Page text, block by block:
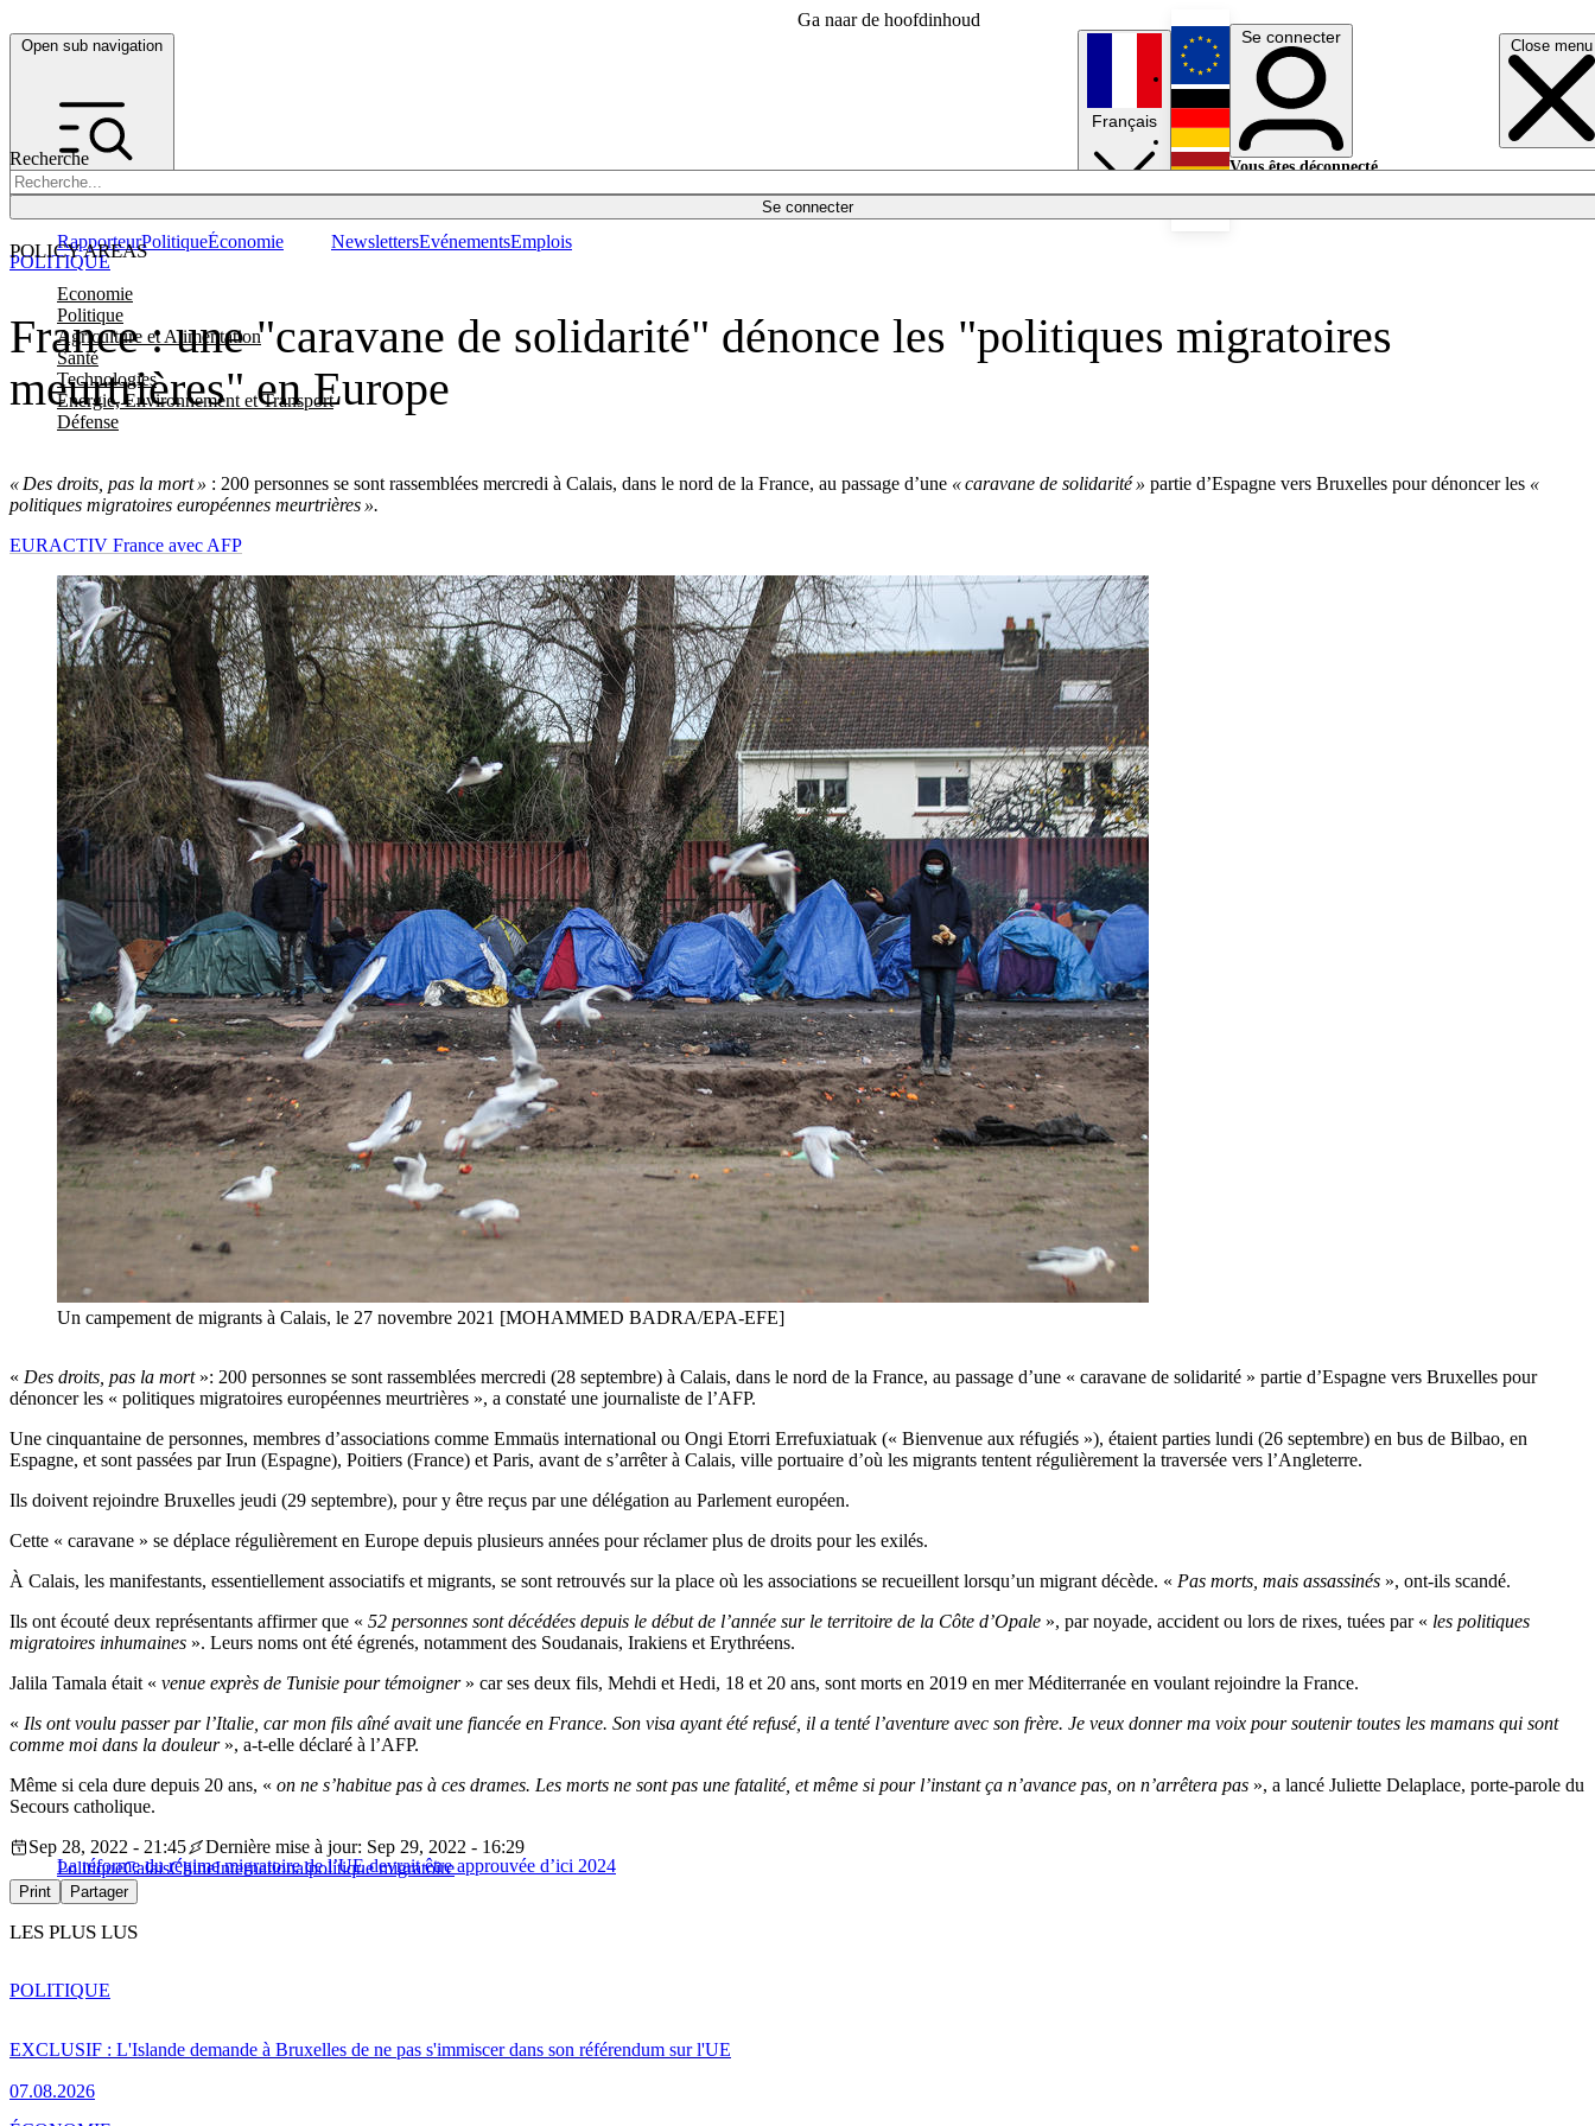
Ga naar de hoofdinhoud
Open sub navigation Close menu
Recherche
Se connecter
POLICY AREAS
Economie
Politique
Agriculture et Alimentation
Santé
Technologies
Energie, Environnement et Transport
Défense
RapporteurPolitiqueÉconomie NewslettersEvénementsEmplois
Français
English
Deutsch
Se connecter
Vous êtes déconnecté.
France : une "caravane de solidarité" dénonce les "politiques migratoires
meurtrières" en Europe
« Des droits, pas la mort » : 200 personnes se sont rassemblées mercredi à Calais, dans le nord de la France, au passage d’une « caravane de solidarité » partie d’Espagne vers Bruxelles pour dénoncer les «
politiques migratoires européennes meurtrières ».
POLITIQUE
EURACTIV France avec AFP
Un campement de migrants à Calais, le 27 novembre 2021 [MOHAMMED BADRA/EPA-EFE]
« Des droits, pas la mort »: 200 personnes se sont rassemblées mercredi (28 septembre) à Calais, dans le nord de la France, au passage d’une « caravane de solidarité » partie d’Espagne vers Bruxelles pour
dénoncer les « politiques migratoires européennes meurtrières », a constaté une journaliste de l’AFP.
Une cinquantaine de personnes, membres d’associations comme Emmaüs international ou Ongi Etorri Errefuxiatuak (« Bienvenue aux réfugiés »), étaient parties lundi (26 septembre) en bus de Bilbao, en
Espagne, et sont passées par Irun (Espagne), Poitiers (France) et Paris, avant de s’arrêter à Calais, ville portuaire d’où les migrants tentent régulièrement la traversée vers l’Angleterre.
Ils doivent rejoindre Bruxelles jeudi (29 septembre), pour y être reçus par une délégation au Parlement européen.
Cette « caravane » se déplace régulièrement en Europe depuis plusieurs années pour réclamer plus de droits pour les exilés.
À Calais, les manifestants, essentiellement associatifs et migrants, se sont retrouvés sur la place où les associations se recueillent lorsqu’un migrant décède. « Pas morts, mais assassinés », ont-ils scandé.
Ils ont écouté deux représentants affirmer que « 52 personnes sont décédées depuis le début de l’année sur le territoire de la Côte d’Opale », par noyade, accident ou lors de rixes, tuées par « les politiques
migratoires inhumaines ». Leurs noms ont été égrenés, notamment des Soudanais, Irakiens et Erythréens.
Jalila Tamala était « venue exprès de Tunisie pour témoigner » car ses deux fils, Mehdi et Hedi, 18 et 20 ans, sont morts en 2019 en mer Méditerranée en voulant rejoindre la France.
« Ils ont voulu passer par l’Italie, car mon fils aîné avait une fiancée en France. Son visa ayant été refusé, il a tenté l’aventure avec son frère. Je veux donner ma voix pour soutenir toutes les mamans qui sont
comme moi dans la douleur », a-t-elle déclaré à l’AFP.
Même si cela dure depuis 20 ans, « on ne s’habitue pas à ces drames. Les morts ne sont pas une fatalité, et même si pour l’instant ça n’avance pas, on n’arrêtera pas », a lancé Juliette Delaplace, porte-parole du
Secours catholique.
La réforme du régime migratoire de l’UE devrait être approuvée d’ici 2024
Sep 28, 2022 - 21:45
Dernière mise à jour: Sep 29, 2022 - 16:29
PolitiqueCalaisChineInternationalpolitique migratoire
Print Partager
LES PLUS LUS
EXCLUSIF : L'Islande demande à Bruxelles de ne pas s'immiscer dans son référendum sur l'UE
07.08.2026
POLITIQUE